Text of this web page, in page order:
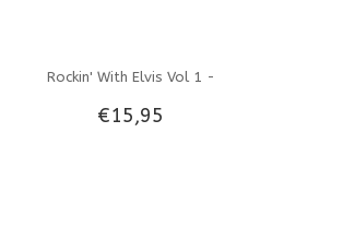
Rockin' With Elvis Vol 1 -
Belgian Edition Re-Issue
€15,95